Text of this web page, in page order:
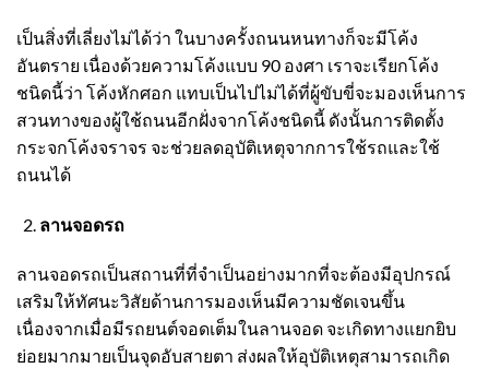
เป็นสิ่งที่เลี่ยงไม่ได้ว่า ในบางครั้งถนนหนทางก็จะมีโค้ง
อันตราย เนื่องด้วยความโค้งแบบ 90 องศา เราจะเรียกโค้ง
ชนิดนี้ว่า โค้งหักศอก แทบเป็นไปไม่ได้ที่ผู้ขับขี่จะมองเห็นการ
สวนทางของผู้ใช้ถนนอีกฝั่งจากโค้งชนิดนี้ ดังนั้นการติดตั้ง
กระจกโค้งจราจร จะช่วยลดอุบัติเหตุจากการใช้รถและใช้
ถนนได้
ลานจอดรถ
ลานจอดรถเป็นสถานที่ที่จำเป็นอย่างมากที่จะต้องมีอุปกรณ์
เสริมให้ทัศนะวิสัยด้านการมองเห็นมีความชัดเจนขึ้น
เนื่องจากเมื่อมีรถยนต์จอดเต็มในลานจอด จะเกิดทางแยกยิบ
ย่อยมากมายเป็นจุดอับสายตา ส่งผลให้อุบัติเหตุสามารถเกิด